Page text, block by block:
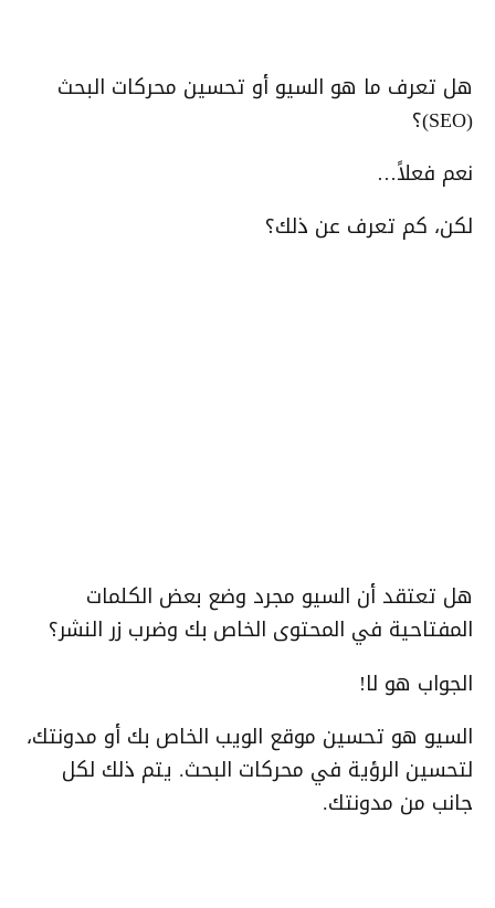
هل تعرف ما هو السيو أو تحسين محركات البحث
(SEO)؟
نعم فعلاً…
لكن، كم تعرف عن ذلك؟
هل تعتقد أن السيو مجرد وضع بعض الكلمات
المفتاحية في المحتوى الخاص بك وضرب زر النشر؟
الجواب هو لا!
السيو هو تحسين موقع الويب الخاص بك أو مدونتك،
لتحسين الرؤية في محركات البحث. يتم ذلك لكل
جانب من مدونتك.